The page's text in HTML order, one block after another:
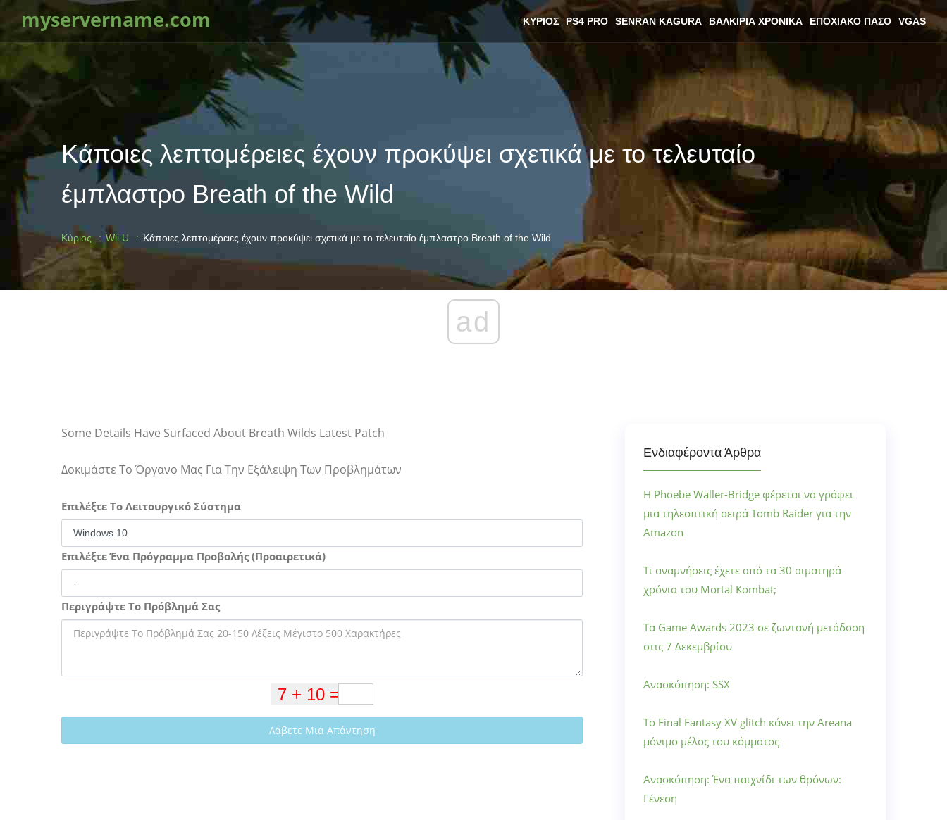
myservername.com ΚΎΡΙΟΣ PS4 PRO SENRAN KAGURA ΒΑΛΚΊΡΙΑ ΧΡΟΝΙΚΆ ΕΠΟΧΙΑΚΌ ΠΆΣΟ VGAS
Κάποιες λεπτομέρειες έχουν προκύψει σχετικά με το τελευταίο
έμπλαστρο Breath of the Wild
Κύριος Wii U Κάποιες λεπτομέρειες έχουν προκύψει σχετικά με το τελευταίο έμπλαστρο Breath of the Wild
ad
Some Details Have Surfaced About Breath Wilds Latest Patch
Δοκιμάστε Το Όργανο Μας Για Την Εξάλειψη Των Προβλημάτων
Επιλέξτε Το Λειτουργικό Σύστημα
Επιλέξτε Ένα Πρόγραμμα Προβολής (Προαιρετικά)
Περιγράψτε Το Πρόβλημά Σας
Λάβετε Μια Απάντηση
Ενδιαφέροντα Άρθρα
Η Phoebe Waller-Bridge φέρεται να γράφει
μια τηλεοπτική σειρά Tomb Raider για την
Amazon
Τι αναμνήσεις έχετε από τα 30 αιματηρά
χρόνια του Mortal Kombat;
Τα Game Awards 2023 σε ζωντανή μετάδοση
στις 7 Δεκεμβρίου
Ανασκόπηση: SSX
Το Final Fantasy XV glitch κάνει την Areana
μόνιμο μέλος του κόμματος
Ανασκόπηση: Ένα παιχνίδι των θρόνων:
Γένεση